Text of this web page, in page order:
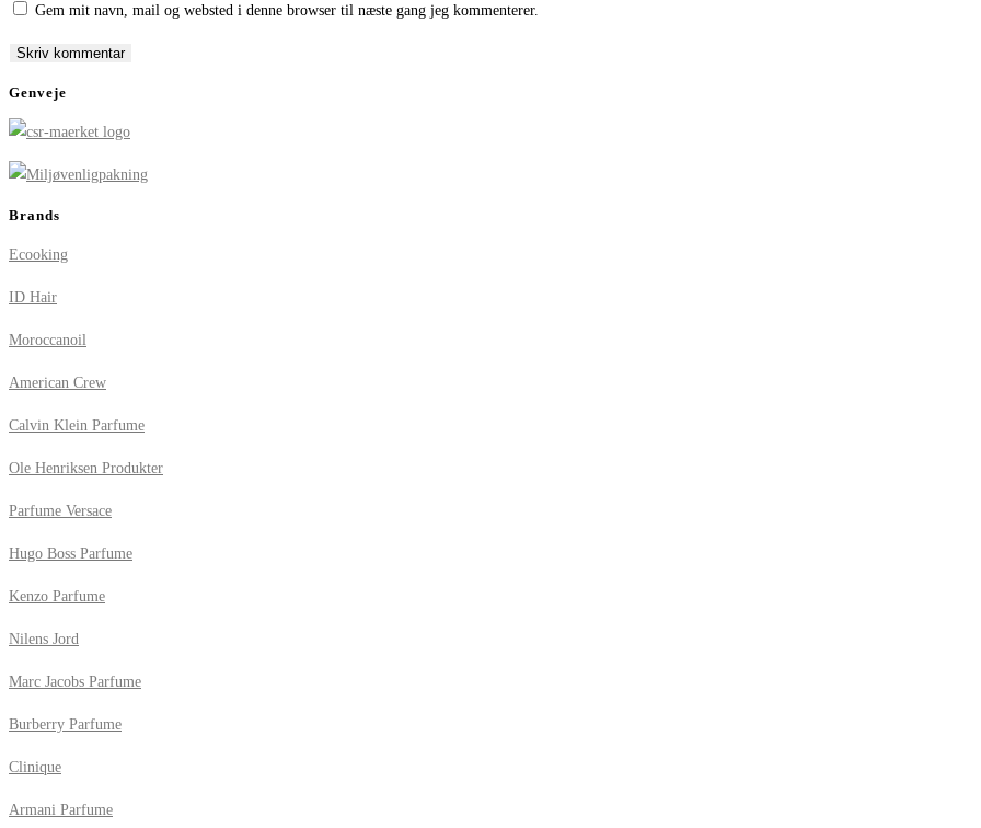
totoURL
Gem mit navn, mail og websted i denne browser til næste gang jeg kommenterer.
Genveje
Brands
Ecooking
ID Hair
Moroccanoil
American Crew
Calvin Klein Parfume
Ole Henriksen Produkter
Parfume Versace
Hugo Boss Parfume
Kenzo Parfume
Nilens Jord
Marc Jacobs Parfume
Burberry Parfume
Clinique
Armani Parfume